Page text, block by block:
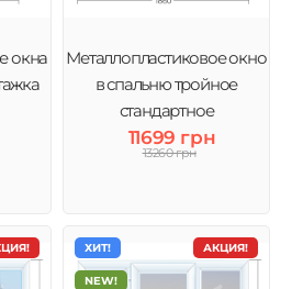
окна
Металлопластиковое окно
в спальню тройное
стандартное
11699 грн
13260 грн
АКЦИЯ!
ХИТ!
NEW!